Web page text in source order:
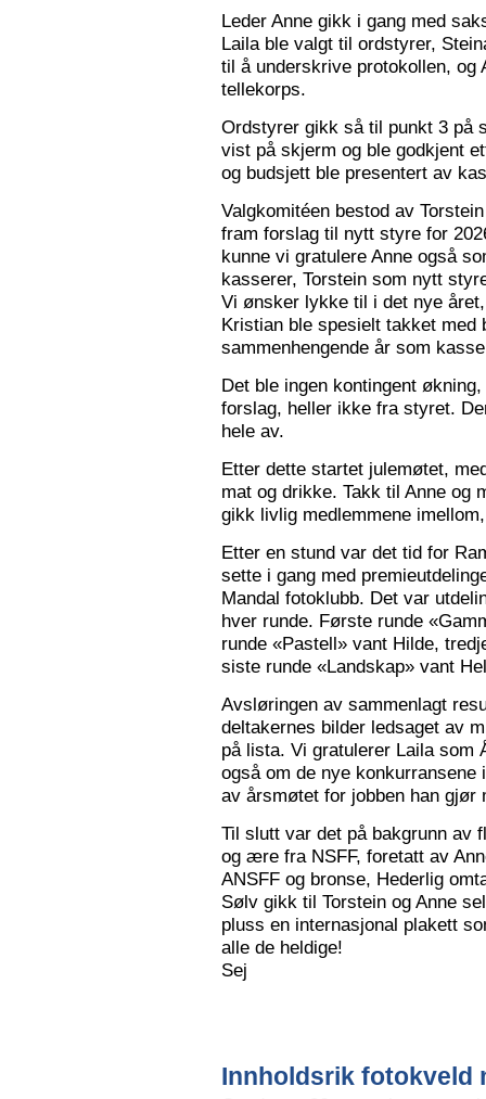
Leder Anne gikk i gang med
Laila ble valgt til ordstyrer,
til å underskrive protokollen, og
tellekorps.
Ordstyrer gikk så til punkt 3 på
vist på skjerm og ble godkjent
og budsjett ble presentert av
Valgkomitéen bestod av
fram forslag til nytt styre for
kunne vi gratulere Anne også
kasserer, Torstein som nytt
Vi ønsker lykke til i det nye
Kristian ble spesielt takket med
sammenhengende år som
Det ble ingen kontingent
forslag, heller ikke fra styret.
hele av.
Etter dette startet julemøtet,
mat og drikke. Takk til Anne og
gikk livlig medlemmene
Etter en stund var det tid for
sette i gang med
Mandal fotoklubb. Det var
hver runde. Første runde
runde «Pastell» vant Hilde,
siste runde «Landskap» vant
Avsløringen av sammenlagt
deltakernes bilder ledsaget av
på lista. Vi gratulerer Laila som
også om de nye
av årsmøtet for jobben han gjør
Til slutt var det på bakgrunn av
og ære fra NSFF, foretatt av
ANSFF og bronse, Hederlig
Sølv gikk til Torstein og Anne
pluss en internasjonal plakett
alle de heldige!
Sej
Innholdsrik fotokveld